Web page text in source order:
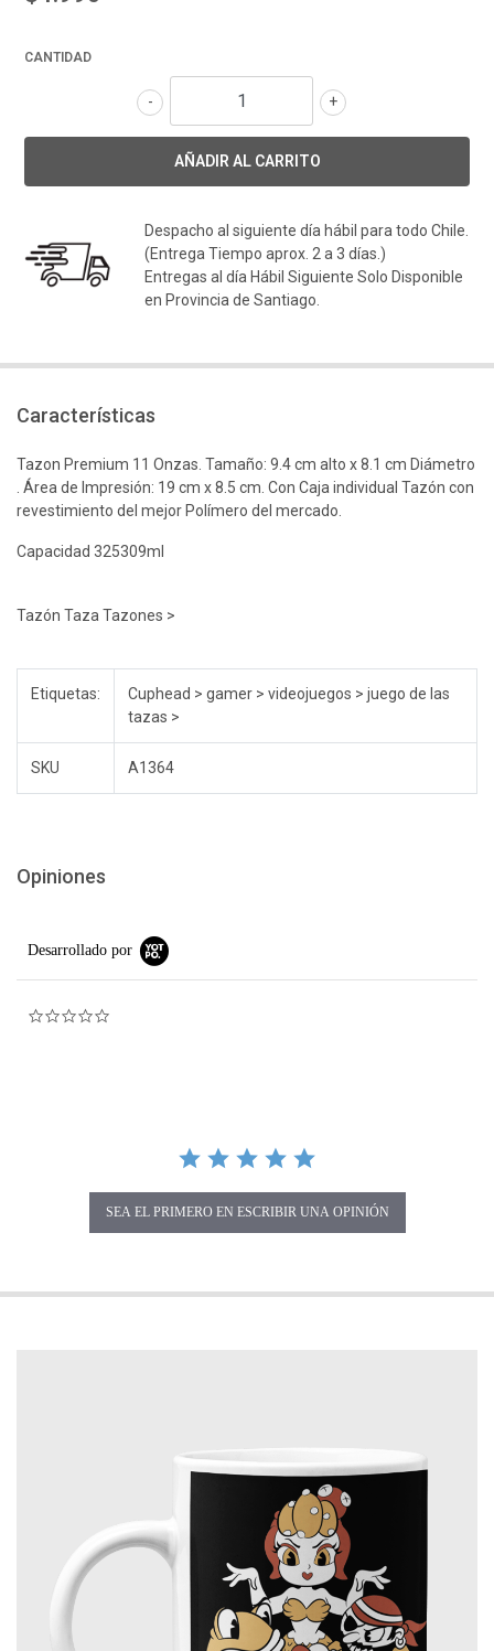
CANTIDAD
+
-
Despacho al siguiente día hábil para todo Chile.
(Entrega Tiempo aprox. 2 a 3 días.)
Entregas al día Hábil Siguiente Solo Disponible
en Provincia de Santiago.
Características
Tazon Premium 11 Onzas. Tamaño: 9.4 cm alto x 8.1 cm Diámetro
. Área de Impresión: 19 cm x 8.5 cm. Con Caja individual Tazón con
revestimiento del mejor Polímero del mercado.
Capacidad 325309ml
Tazón Taza Tazones >
Etiquetas:
Cuphead > gamer > videojuegos > juego de las
tazas >
SKU A1364
Opiniones
Desarrollado por
SEA EL PRIMERO EN ESCRIBIR UNA OPINIÓN